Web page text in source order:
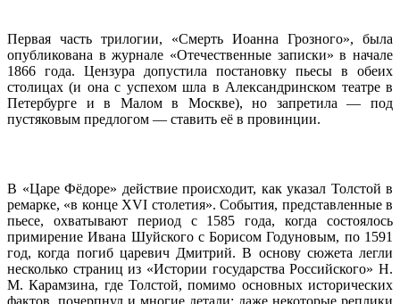
Первая часть трилогии, «Смерть Иоанна Грозного», была
опубликована в журнале «Отечественные записки» в начале
1866 года. Цензура допустила постановку пьесы в обеих
столицах (и она с успехом шла в Александринском театре в
Петербурге и в Малом в Москве), но запретила — под
пустяковым предлогом — ставить её в провинции.
В «Царе Фёдоре» действие происходит, как указал Толстой в
ремарке, «в конце XVI столетия». События, представленные в
пьесе, охватывают период с 1585 года, когда состоялось
примирение Ивана Шуйского с Борисом Годуновым, по 1591
год, когда погиб царевич Дмитрий. В основу сюжета легли
несколько страниц из «Истории государства Российского» Н.
М. Карамзина, где Толстой, помимо основных исторических
фактов, почерпнул и многие детали; даже некоторые реплики